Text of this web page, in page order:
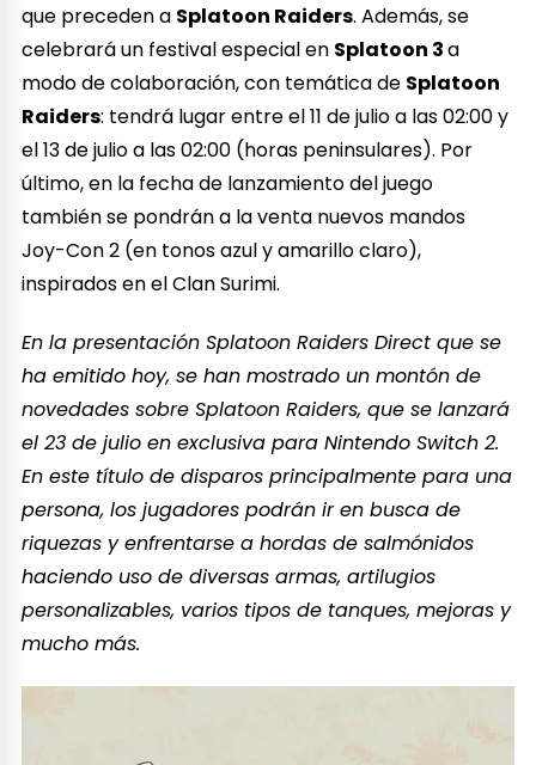
que preceden a Splatoon Raiders. Además, se
celebrará un festival especial en Splatoon 3a
modo de colaboración, con temática de Splatoon
Raiders: tendrá lugar entre el 11 de julio a las 02:00 y
el 13 de julio a las 02:00 (horas peninsulares). Por
último, en la fecha de lanzamiento del juego
también se pondrán a la venta nuevos mandos
Joy-Con 2 (en tonos azul y amarillo claro),
inspirados en el Clan Surimi.
En la presentación Splatoon Raiders Direct que se
ha emitido hoy, se han mostrado un montón de
novedades sobre Splatoon Raiders, que se lanzará
el 23 de julio en exclusiva para Nintendo Switch 2.
En este título de disparos principalmente para una
persona, los jugadores podrán ir en busca de
riquezas y enfrentarse a hordas de salmónidos
haciendo uso de diversas armas, artilugios
personalizables, varios tipos de tanques, mejoras y
mucho más.